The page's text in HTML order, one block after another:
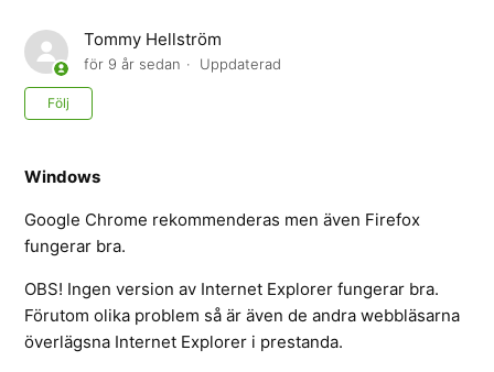
Tommy Hellström
för 9 år sedan Uppdaterad
Följ
Windows
Google Chrome rekommenderas men även Firefox
fungerar bra.
OBS! Ingen version av Internet Explorer fungerar bra.
Förutom olika problem så är även de andra webbläsarna
överlägsna Internet Explorer i prestanda.